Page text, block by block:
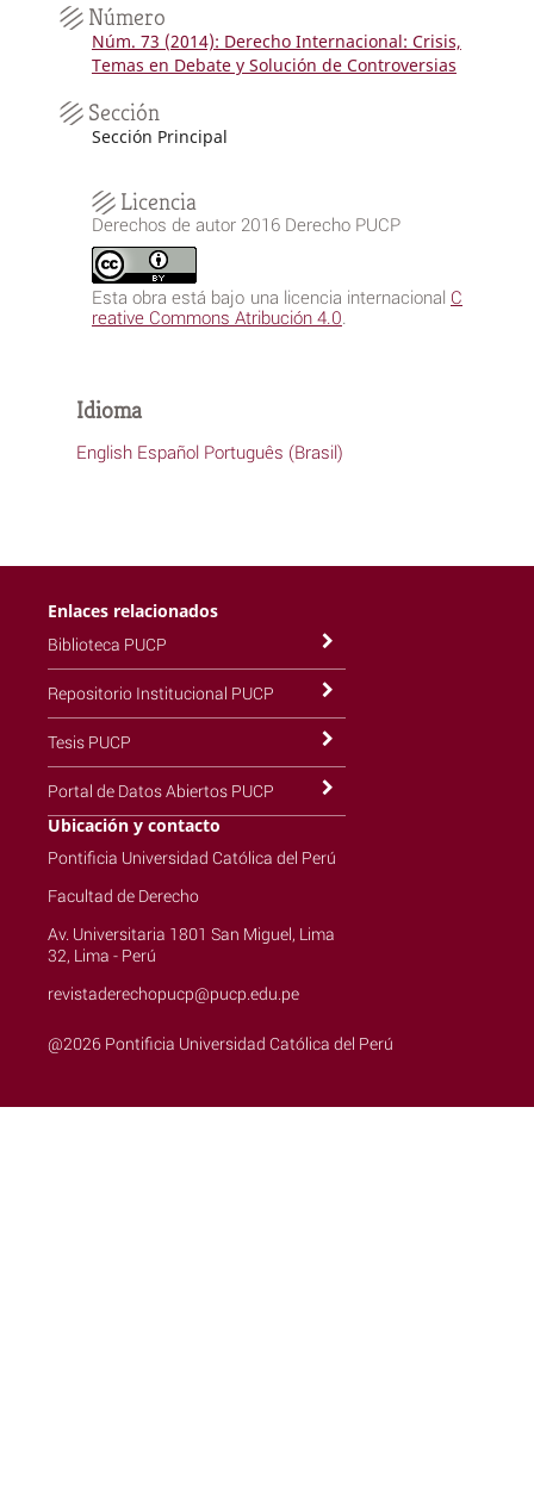
Número
Núm. 73 (2014): Derecho Internacional: Crisis,
Temas en Debate y Solución de Controversias
Sección
Sección Principal
Licencia
Derechos de autor 2016 Derecho PUCP
Esta obra está bajo una licencia internacional C
reative Commons Atribución 4.0
Idioma
English Español Português (Brasil)
Enlaces relacionados
Biblioteca PUCP
Repositorio Institucional PUCP
Tesis PUCP
Portal de Datos Abiertos PUCP
Ubicación y contacto
Pontificia Universidad Católica del Perú
Facultad de Derecho
Av. Universitaria 1801 San Miguel, Lima
32, Lima - Perú
revistaderechopucp@pucp.edu.pe
@2026 Pontificia Universidad Católica del Perú